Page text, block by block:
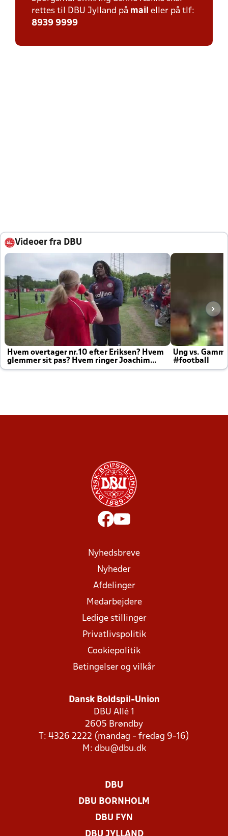
rettes til DBU Jylland på mail eller på tlf:
8939 9999
Videoer fra DBU
Hvem overtager nr.10 efter Eriksen? Hvem
glemmer sit pas? Hvem ringer Joachim
altid til efter kampe?
Ung vs.
#football
Nyhedsbreve
Nyheder
Afdelinger
Medarbejdere
Ledige stillinger
Privatlivspolitik
Cookiepolitik
Betingelser og vilkår
Dansk Boldspil-Union
DBU Allé 1
2605 Brøndby
T: 4326 2222 (mandag - fredag 9-16)
M: dbu@dbu.dk
DBU
DBU BORNHOLM
DBU FYN